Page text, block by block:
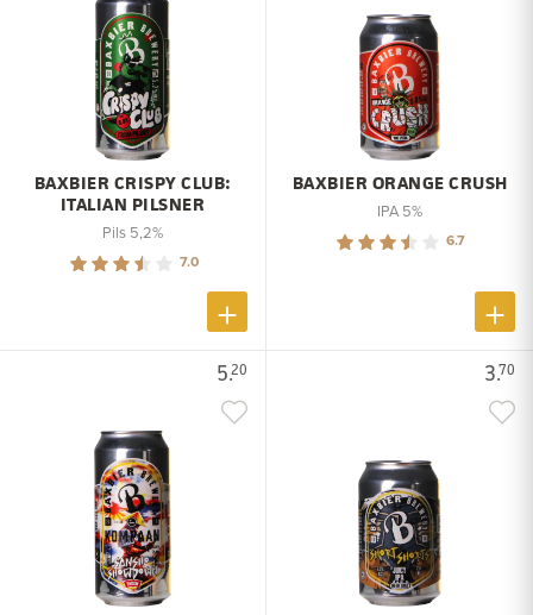
BAXBIER CRISPY CLUB:
ITALIAN PILSNER
Pils 5,2%
7.0
BAXBIER ORANGE CRUSH
IPA 5%
6.7
5.20 3.70